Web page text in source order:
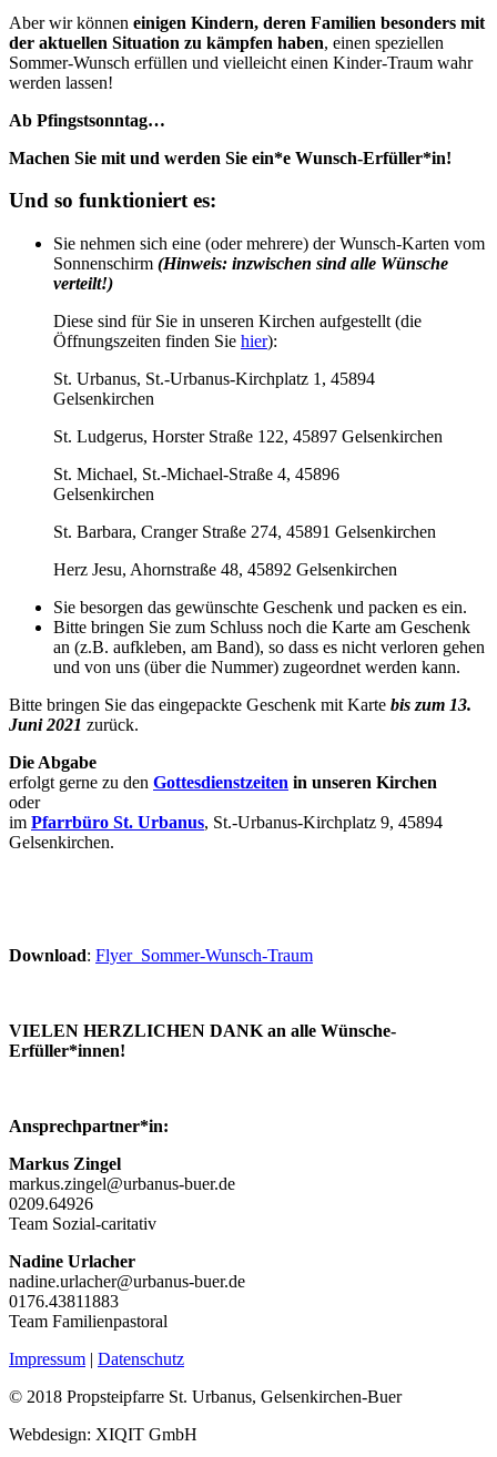
Aber wir können einigen Kindern, deren Familien besonders mit
der aktuellen Situation zu kämpfen haben, einen speziellen
Sommer-Wunsch erfüllen und vielleicht einen Kinder-Traum wahr
werden lassen!
Ab Pfingstsonntag…
Machen Sie mit und werden Sie ein*e Wunsch-Erfüller*in!
Und so funktioniert es:
Sie nehmen sich eine (oder mehrere) der Wunsch-Karten vom
Sonnenschirm (Hinweis: inzwischen sind alle Wünsche
verteilt!)
Diese sind für Sie in unseren Kirchen aufgestellt (die
Öffnungszeiten finden Sie hier):
St. Urbanus, St.-Urbanus-Kirchplatz 1, 45894
Gelsenkirchen
St. Ludgerus, Horster Straße 122, 45897 Gelsenkirchen
St. Michael, St.-Michael-Straße 4, 45896
Gelsenkirchen
St. Barbara, Cranger Straße 274, 45891 Gelsenkirchen
Herz Jesu, Ahornstraße 48, 45892 Gelsenkirchen
Sie besorgen das gewünschte Geschenk und packen es ein.
Bitte bringen Sie zum Schluss noch die Karte am Geschenk
an (z.B. aufkleben, am Band), so dass es nicht verloren gehen
und von uns (über die Nummer) zugeordnet werden kann.
Bitte bringen Sie das eingepackte Geschenk mit Karte bis zum 13.
Juni 2021 zurück.
Die Abgabe
erfolgt gerne zu den Gottesdienstzeiten in unseren Kirchen
oder
im Pfarrbüro St. Urbanus, St.-Urbanus-Kirchplatz 9, 45894
Gelsenkirchen.
Download: Flyer_Sommer-Wunsch-Traum
VIELEN HERZLICHEN DANK an alle Wünsche-
Erfüller*innen!
Ansprechpartner*in:
Markus Zingel
markus.zingel@urbanus-buer.de
0209.64926
Team Sozial-caritativ
Nadine Urlacher
nadine.urlacher@urbanus-buer.de
0176.43811883
Team Familienpastoral
Impressum | Datenschutz
© 2018 Propsteipfarre St. Urbanus, Gelsenkirchen-Buer
Webdesign: XIQIT GmbH